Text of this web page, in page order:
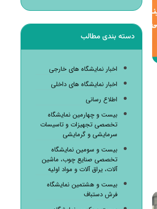
دسته بندی مطالب
اخبار نمایشگاه های خارجی
اخبار نمایشگاه های داخلی
اطلاع رسانی
بیست و چهارمین نمایشگاه
تخصصی تجهیزات و تاسیسات
سرمایشی و گرمایشی
بیست و سومین نمایشگاه
تخصصی صنایع چوب، ماشین
آلات، یراق آلات و مواد اولیه
بیست و هشتمین نمایشگاه
فرش دستباف